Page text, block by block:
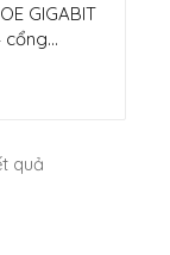
GIGABIT
cổng
1 cổng
,
quả